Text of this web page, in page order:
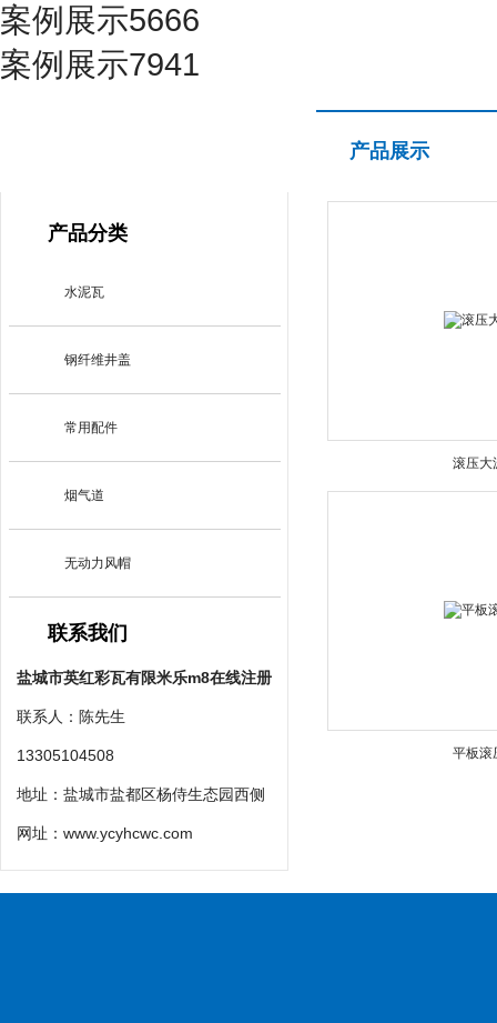
案例展示5666
案例展示7941
产品分类
水泥瓦
钢纤维井盖
常用配件
烟气道
无动力风帽
联系我们
盐城市英红彩瓦有限米乐m8在线注册
联系人：陈先生
13305104508
地址：盐城市盐都区杨侍生态园西侧
网址： www.ycyhcwc.com
产品展示
滚压大
平板滚